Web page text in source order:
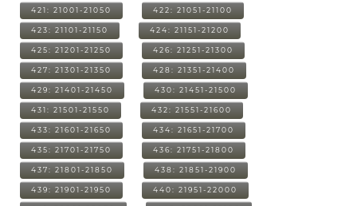
421: 21001-21050 422: 21051-21100
423: 21101-21150 424: 21151-21200
425: 21201-21250 426: 21251-21300
427: 21301-21350 428: 21351-21400
429: 21401-21450 430: 21451-21500
431: 21501-21550 432: 21551-21600
433: 21601-21650 434: 21651-21700
435: 21701-21750 436: 21751-21800
437: 21801-21850 438: 21851-21900
439: 21901-21950 440: 21951-22000